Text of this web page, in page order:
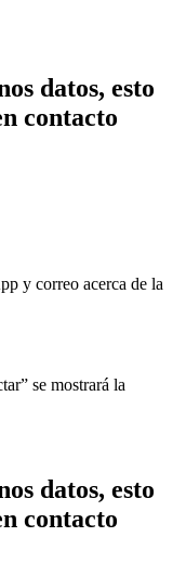
datos, esto
contacto
y correo acerca de la
se mostrará la
datos, esto
contacto